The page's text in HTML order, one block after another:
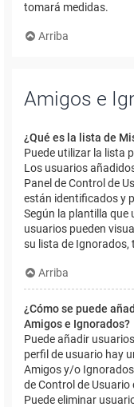
tomará medidas.
Arriba
Amigos e
¿Qué es la lista de
Puede utilizar la lista
Los usuarios
Panel de Control de
están identificados y
Según la plantilla que
usuarios pueden
su lista de Ignorados,
Arriba
¿Cómo se puede
Amigos e Ignorados?
Puede añadir
perfil de usuario hay
Amigos y/o
de Control de
Puede eliminar